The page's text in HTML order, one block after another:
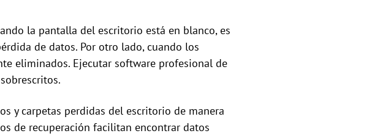
la pantalla del escritorio está en blanco, es
de datos. Por otro lado, cuando los
eliminados. Ejecutar software profesional de
y carpetas perdidas del escritorio de manera
de recuperación facilitan encontrar datos